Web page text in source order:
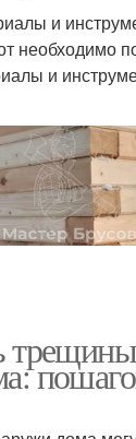
и
необходимо
и